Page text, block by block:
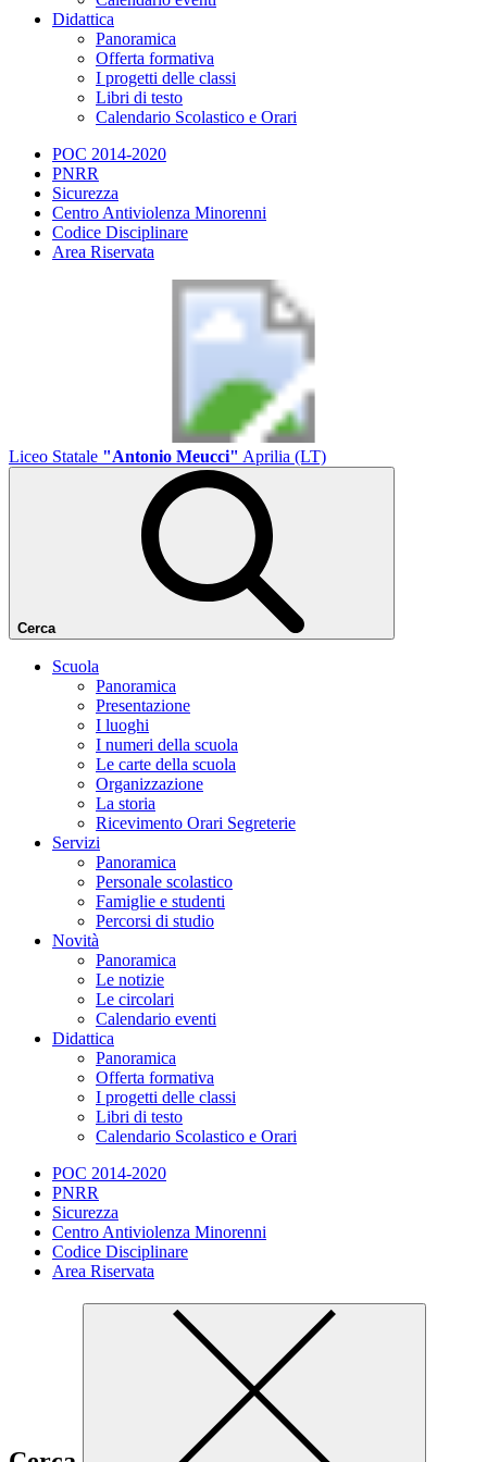
Didattica
Panoramica
Offerta formativa
I progetti delle classi
Libri di testo
Calendario Scolastico e Orari
POC 2014-2020
PNRR
Sicurezza
Centro Antiviolenza Minorenni
Codice Disciplinare
Area Riservata
Liceo Statale "Antonio Meucci" Aprilia (LT)
Cerca
Scuola
Panoramica
Presentazione
I luoghi
I numeri della scuola
Le carte della scuola
Organizzazione
La storia
Ricevimento Orari Segreterie
Servizi
Panoramica
Personale scolastico
Famiglie e studenti
Percorsi di studio
Novità
Panoramica
Le notizie
Le circolari
Calendario eventi
Didattica
Panoramica
Offerta formativa
I progetti delle classi
Libri di testo
Calendario Scolastico e Orari
POC 2014-2020
PNRR
Sicurezza
Centro Antiviolenza Minorenni
Codice Disciplinare
Area Riservata